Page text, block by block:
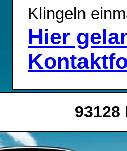
Klingeln
Hier